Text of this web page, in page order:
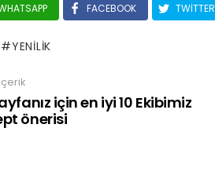
FACEBOOK TWITTER
YENILIK
için en iyi 10 Ekibimiz
önerisi